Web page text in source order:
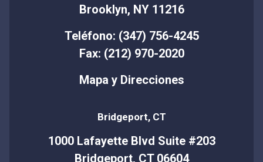
Brooklyn, NY 11216
Teléfono: (347) 756-4245
Fax: (212) 970-2020
Mapa y Direcciones
Bridgeport, CT
1000 Lafayette Blvd Suite #203
Bridgeport, CT 06604